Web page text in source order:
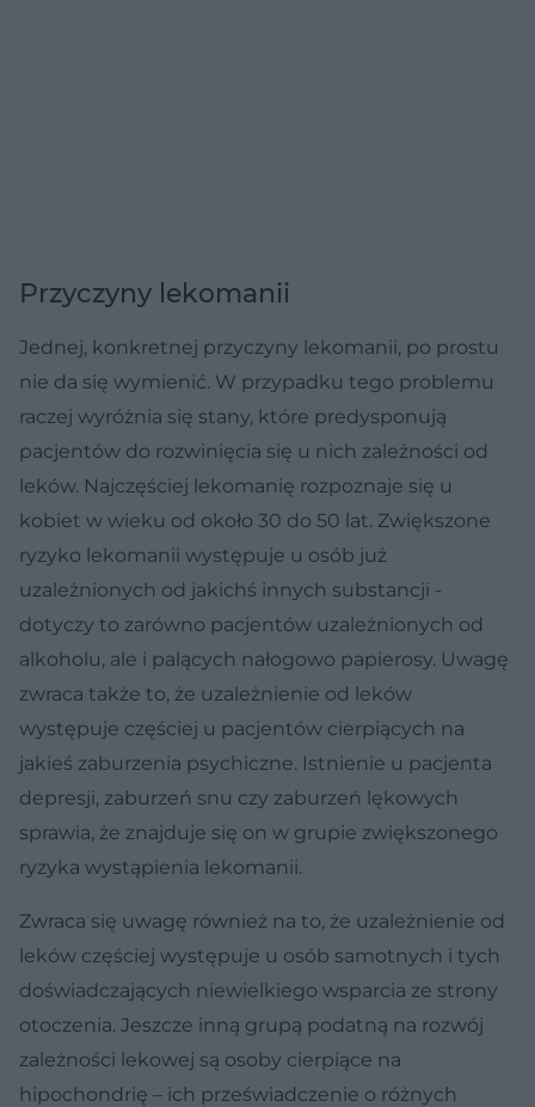
Przyczyny lekomanii
Jednej, konkretnej przyczyny lekomanii, po prostu
nie da się wymienić. W przypadku tego problemu
raczej wyróżnia się stany, które predysponują
pacjentów do rozwinięcia się u nich zależności od
leków. Najczęściej lekomanię rozpoznaje się u
kobiet w wieku od około 30 do 50 lat. Zwiększone
ryzyko lekomanii występuje u osób już
uzależnionych od jakichś innych substancji -
dotyczy to zarówno pacjentów uzależnionych od
alkoholu, ale i palących nałogowo papierosy. Uwagę
zwraca także to, że uzależnienie od leków
występuje częściej u pacjentów cierpiących na
jakieś zaburzenia psychiczne. Istnienie u pacjenta
depresji, zaburzeń snu czy zaburzeń lękowych
sprawia, że znajduje się on w grupie zwiększonego
ryzyka wystąpienia lekomanii.
Zwraca się uwagę również na to, że uzależnienie od
leków częściej występuje u osób samotnych i tych
doświadczających niewielkiego wsparcia ze strony
otoczenia. Jeszcze inną grupą podatną na rozwój
zależności lekowej są osoby cierpiące na
hipochondrię – ich przeświadczenie o różnych